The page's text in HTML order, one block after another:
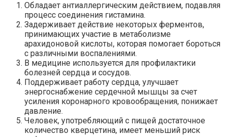
Обладает антиаллергическим действием, подавляя
процесс соединения гистамина.
Задерживает действие некоторых ферментов,
принимающих участие в метаболизме
арахидоновой кислоты, которая помогает бороться
с различными воспалениями.
В медицине используется для профилактики
болезней сердца и сосудов.
Поддерживает работу сердца, улучшает
энергоснабжение сердечной мышцы за счет
усиления коронарного кровообращения, понижает
давление.
Человек, употребляющий с пищей достаточное
количество кверцетина, имеет меньший риск